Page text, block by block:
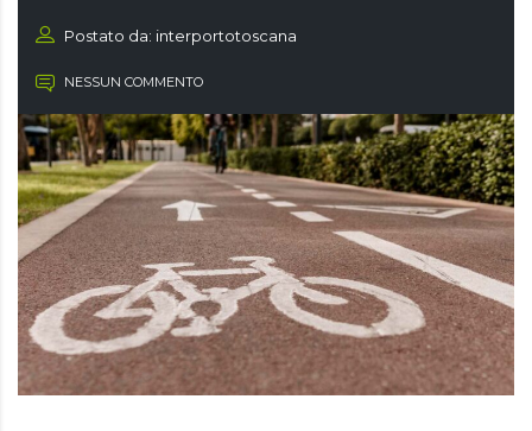
Postato da: interportotoscana
NESSUN COMMENTO